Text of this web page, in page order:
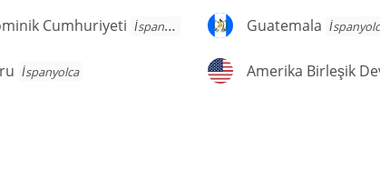
Cumhuriyeti İspanyolca Guatemala
Guatemala
İspanyolca
Amerika